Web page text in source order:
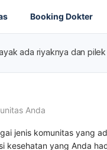
Booking Dokter
ada riyaknya dan pilek
Anda
jenis komunitas yang
kesehatan yang Anda